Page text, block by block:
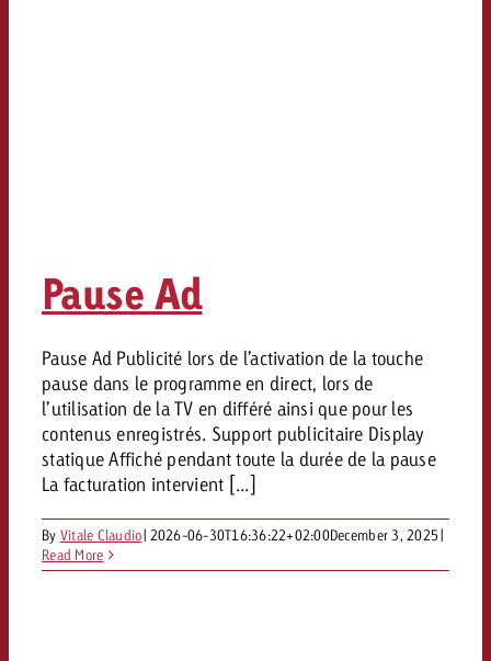
Pause Ad
Pause Ad Publicité lors de l’activation de la touche
pause dans le programme en direct, lors de
l’utilisation de la TV en différé ainsi que pour les
contenus enregistrés. Support publicitaire Display
statique Affiché pendant toute la durée de la pause
La facturation intervient [...]
By Vitale Claudio| 2026-06-30T16:36:22+02:00December 3, 2025|
Read More